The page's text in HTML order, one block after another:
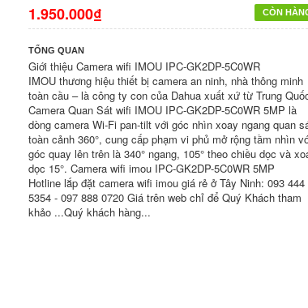
CÒN
1.950.000₫
TỔNG QUAN
Giới thiệu Camera wifi IMOU IPC-GK2DP-5C0WR
IMOU thương hiệu thiết bị camera an ninh, nhà thông minh
toàn cầu – là công ty con của Dahua xuất xứ từ Trung
Camera Quan Sát wifi IMOU IPC-GK2DP-5C0WR 5MP là
dòng camera Wi-Fi pan-tilt với góc nhìn xoay ngang quan
toàn cảnh 360°, cung cấp phạm vi phủ mở rộng tầm nhìn
góc quay lên trên là 340° ngang, 105° theo chiều dọc và
dọc 15°. Camera wifi imou IPC-GK2DP-5C0WR 5MP
Hotline lắp đặt camera wifi imou giá rẻ ở Tây Ninh: 093 444
5354 - 097 888 0720 Giá trên web chỉ để Quý Khách tham
khảo ...Quý khách hàng...